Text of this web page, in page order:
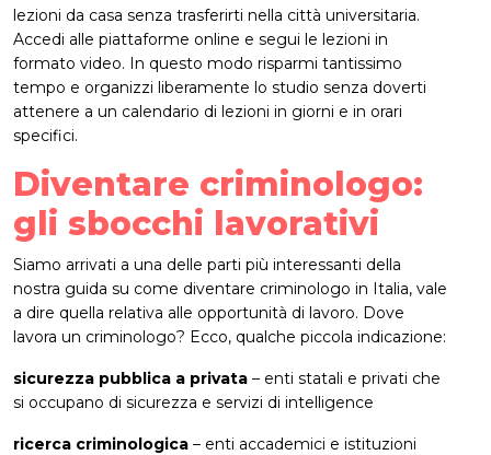
lezioni da casa senza trasferirti nella città universitaria.
Accedi alle piattaforme online e segui le lezioni in
formato video. In questo modo risparmi tantissimo
tempo e organizzi liberamente lo studio senza doverti
attenere a un calendario di lezioni in giorni e in orari
specifici.
Diventare criminologo:
gli sbocchi lavorativi
Siamo arrivati a una delle parti più interessanti della
nostra guida su come diventare criminologo in Italia, vale
a dire quella relativa alle opportunità di lavoro. Dove
lavora un criminologo? Ecco, qualche piccola indicazione:
sicurezza pubblica a privata – enti statali e privati che
si occupano di sicurezza e servizi di intelligence
ricerca criminologica – enti accademici e istituzioni